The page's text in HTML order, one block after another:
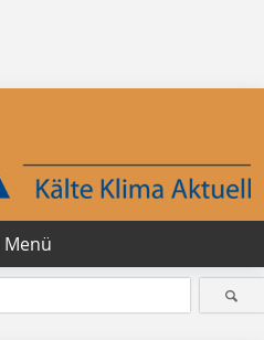
Menü